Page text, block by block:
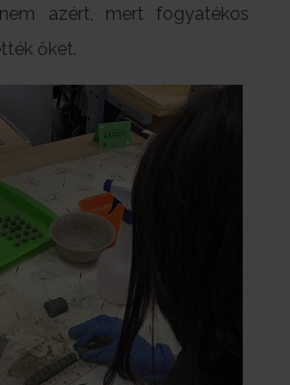
azért, mert fogyatékos
őket.